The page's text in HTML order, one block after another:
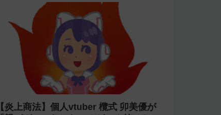
【炎上商法】個人vtuber 欖式 卯美優が